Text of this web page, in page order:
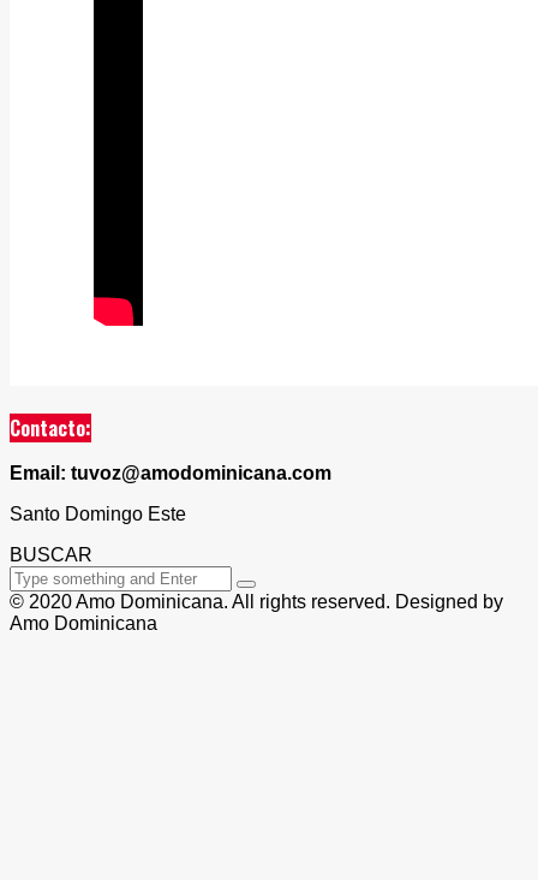
Contacto:
Email: tuvoz@amodominicana.com
Santo Domingo Este
BUSCAR
© 2020 Amo Dominicana. All rights reserved. Designed by
Amo Dominicana